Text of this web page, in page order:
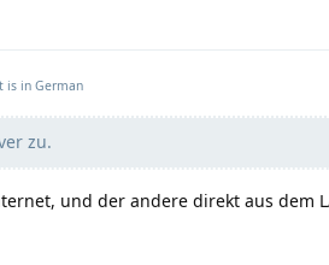
is in German
zu.
und der andere direkt aus dem